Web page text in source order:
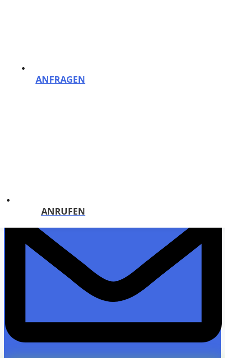
Reinigungsfirma PutzHelden Berlin: Gebäudereinigung und mehr
ANFRAGEN
ANRUFEN